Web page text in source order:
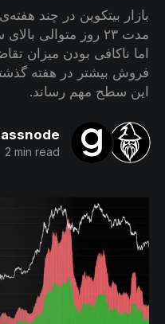
بازار بیتکوین در چند
اما ناکافی بودن میزان
فروش بیشتر در هفته
این سطح مهم رساند.
2 min read